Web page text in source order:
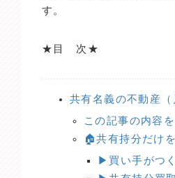
す。
★目 次★
共有名義の不動産
この記事の内容
🏠共有持分だけ
▶買い手がつ